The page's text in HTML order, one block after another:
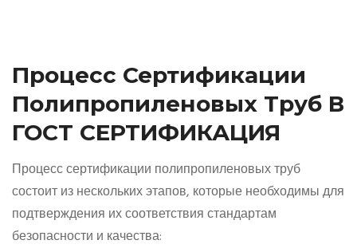
Процесс Сертификации
Полипропиленовых Труб В
ГОСТ СЕРТИФИКАЦИЯ
Процесс сертификации полипропиленовых труб
состоит из нескольких этапов, которые необходимы для
подтверждения их соответствия стандартам
безопасности и качества: